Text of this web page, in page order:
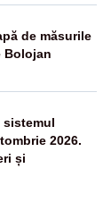
de măsurile
Bolojan
sistemul
2026.
și